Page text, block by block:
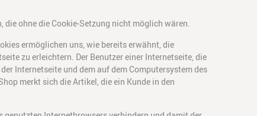
die ohne die Cookie-Setzung nicht möglich wären.
ermöglichen uns, wie bereits erwähnt, die
zu erleichtern. Der Benutzer einer Internetseite, die
Internetseite und dem auf dem Computersystem des
merkt sich die Artikel, die ein Kunde in den